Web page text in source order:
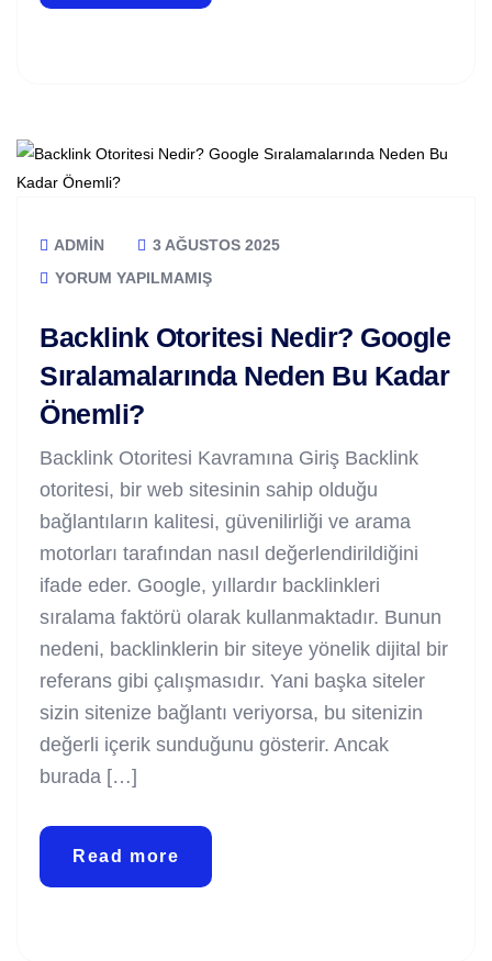
ADMIN
3 AĞUSTOS 2025
YORUM YAPILMAMIŞ
Backlink Otoritesi Nedir? Google
Sıralamalarında Neden Bu Kadar
Önemli?
Backlink Otoritesi Kavramına Giriş Backlink
otoritesi, bir web sitesinin sahip olduğu
bağlantıların kalitesi, güvenilirliği ve arama
motorları tarafından nasıl değerlendirildiğini
ifade eder. Google, yıllardır backlinkleri
sıralama faktörü olarak kullanmaktadır. Bunun
nedeni, backlinklerin bir siteye yönelik dijital bir
referans gibi çalışmasıdır. Yani başka siteler
sizin sitenize bağlantı veriyorsa, bu sitenizin
değerli içerik sunduğunu gösterir. Ancak
burada […]
Read more